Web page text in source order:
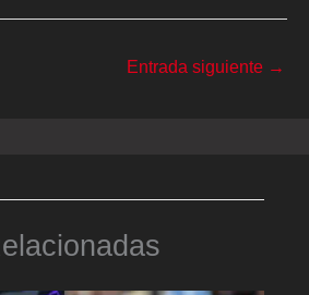
Entrada siguiente →